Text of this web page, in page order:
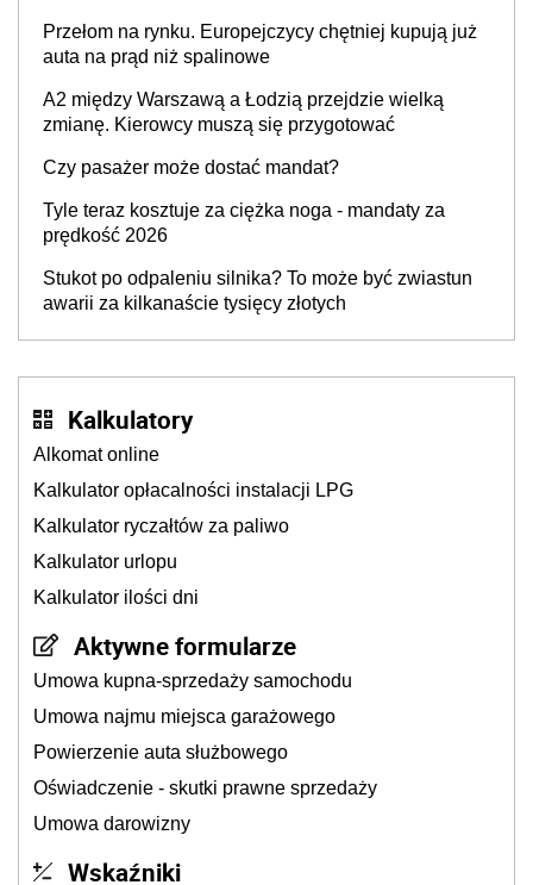
Przełom na rynku. Europejczycy chętniej kupują już
auta na prąd niż spalinowe
A2 między Warszawą a Łodzią przejdzie wielką
zmianę. Kierowcy muszą się przygotować
Czy pasażer może dostać mandat?
Tyle teraz kosztuje za ciężka noga - mandaty za
prędkość 2026
Stukot po odpaleniu silnika? To może być zwiastun
awarii za kilkanaście tysięcy złotych
Kalkulatory
Alkomat online
Kalkulator opłacalności instalacji LPG
Kalkulator ryczałtów za paliwo
Kalkulator urlopu
Kalkulator ilości dni
Aktywne formularze
Umowa kupna-sprzedaży samochodu
Umowa najmu miejsca garażowego
Powierzenie auta służbowego
Oświadczenie - skutki prawne sprzedaży
Umowa darowizny
Wskaźniki